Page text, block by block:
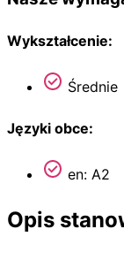
Wykształcenie:
Średnie
Języki obce:
en: A2
Opis